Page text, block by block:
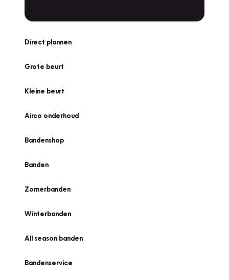
Direct plannen
Grote beurt
Kleine beurt
Airco onderhoud
Bandenshop
Banden
Zomerbanden
Winterbanden
All season banden
Bandenservice